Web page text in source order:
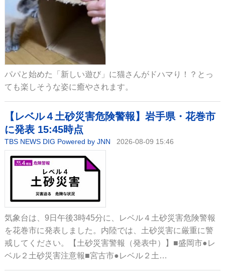
パパと始めた「新しい遊び」に猫さんがドハマり！？とっ
ても楽しそうな姿に癒やされます。
【レベル４土砂災害危険警報】岩手県・花巻市
に発表 15:45時点
TBS NEWS DIG Powered by JNN 2026-08-09 15:46
気象台は、9日午後3時45分に、レベル４土砂災害危険警報
を花巻市に発表しました。内陸では、土砂災害に厳重に警
戒してください。【土砂災害警報（発表中）】■盛岡市●レ
ベル２土砂災害注意報■宮古市●レベル２土…